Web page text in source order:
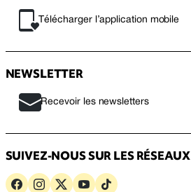
Télécharger l’application mobile
NEWSLETTER
Recevoir les newsletters
SUIVEZ-NOUS SUR LES RÉSEAUX